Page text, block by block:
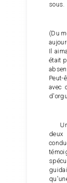
sous.
(Du
Il
était
Peut-
avec
Un
deux